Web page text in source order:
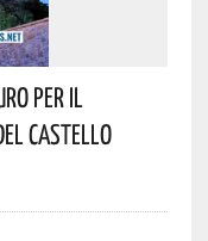
Per Il
Castello